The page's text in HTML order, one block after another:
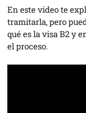
En este video te
tramitarla, pero
qué es la visa B2 y
el proceso.